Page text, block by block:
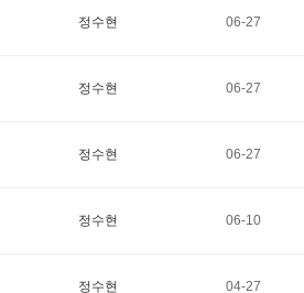
정수현 06-27
정수현 06-27
정수현 06-27
정수현 06-10
정수현 04-27